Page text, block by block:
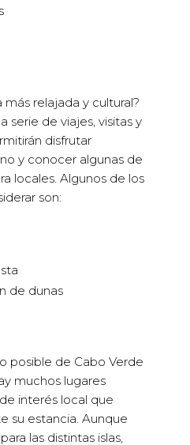
relajada y cultural?
serie de viajes, visitas y
disfrutar
y conocer algunas de
locales. Algunos de los
son:
de dunas
posible de Cabo Verde
muchos lugares
interés local que
su estancia. Aunque
las distintas islas,